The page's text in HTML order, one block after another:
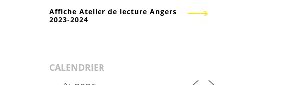
Affiche Atelier de lecture Angers
2023-2024
CALENDRIER